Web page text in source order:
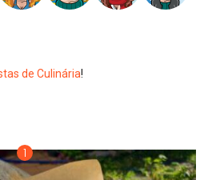
de Culinária!